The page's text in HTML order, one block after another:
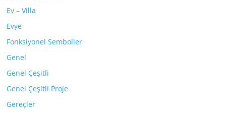
Ev – Villa
Evye
Fonksiyonel Semboller
Genel
Genel Çeşitli
Genel Çeşitli Proje
Gereçler